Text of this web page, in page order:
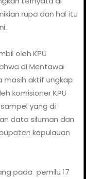
rupa dan hal itu
oleh KPU
di Mentawai
aktif ungkap
komisioner KPU
yang di
data siluman dan
kepulauan
pada pemilu 17